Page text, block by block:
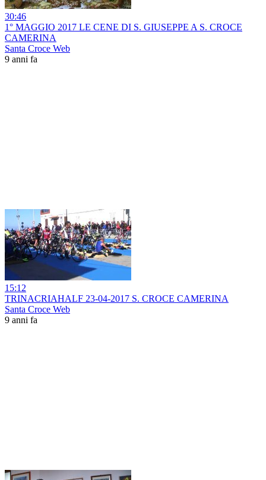
30:46
1° MAGGIO 2017 LE CENE DI S. GIUSEPPE A S. CROCE
CAMERINA
Santa Croce Web
9 anni fa
15:12
TRINACRIAHALF 23-04-2017 S. CROCE CAMERINA
Santa Croce Web
9 anni fa